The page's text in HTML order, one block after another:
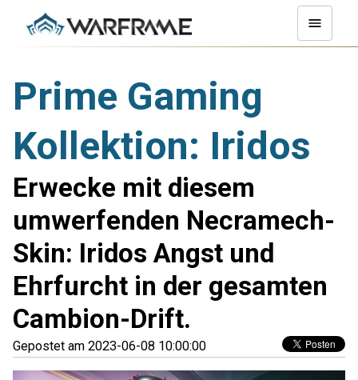
Prime Gaming
Kollektion: Iridos
Erwecke mit diesem
umwerfenden Necramech-
Skin: Iridos Angst und
Ehrfurcht in der gesamten
Cambion-Drift.
Gepostet am 2023-06-08 10:00:00